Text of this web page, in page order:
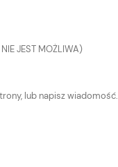
JEST MOŻLIWA)
lub napisz wiadomość.